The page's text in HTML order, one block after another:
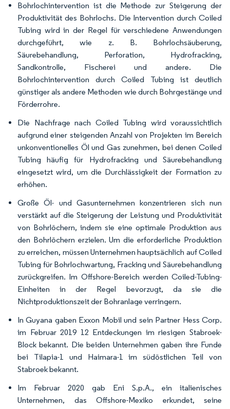
Bohrlochintervention ist die Methode zur Steigerung der
Produktivität des Bohrlochs. Die Intervention durch Coiled
Tubing wird in der Regel für verschiedene Anwendungen
durchgeführt, wie z. B. Bohrlochsäuberung,
Säurebehandlung, Perforation, Hydrofracking,
Sandkontrolle, Fischerei und andere. Die
Bohrlochintervention durch Coiled Tubing ist deutlich
günstiger als andere Methoden wie durch Bohrgestänge und
Förderrohre.
Die Nachfrage nach Coiled Tubing wird voraussichtlich
aufgrund einer steigenden Anzahl von Projekten im Bereich
unkonventionelles Öl und Gas zunehmen, bei denen Coiled
Tubing häufig für Hydrofracking und Säurebehandlung
eingesetzt wird, um die Durchlässigkeit der Formation zu
erhöhen.
Große Öl- und Gasunternehmen konzentrieren sich nun
verstärkt auf die Steigerung der Leistung und Produktivität
von Bohrlöchern, indem sie eine optimale Produktion aus
den Bohrlöchern erzielen. Um die erforderliche Produktion
zu erreichen, müssen Unternehmen hauptsächlich auf Coiled
Tubing für Bohrlochwartung, Fracking und Säurebehandlung
zurückgreifen. Im Offshore-Bereich werden Coiled-Tubing-
Einheiten in der Regel bevorzugt, da sie die
Nichtproduktionszeit der Bohranlage verringern.
In Guyana gaben Exxon Mobil und sein Partner Hess Corp.
im Februar 2019 12 Entdeckungen im riesigen Stabroek-
Block bekannt. Die beiden Unternehmen gaben ihre Funde
bei Tilapia-1 und Haimara-1 im südöstlichen Teil von
Stabroek bekannt.
Im Februar 2020 gab Eni S.p.A., ein italienisches
Unternehmen, das Offshore-Mexiko erkundet, seine